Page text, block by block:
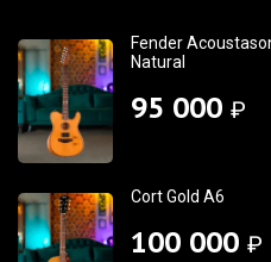
Fender
Natural
95 000 ₽
Cort Gold A6
100 000 ₽